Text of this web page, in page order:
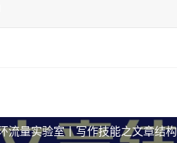
流量实验室丨写作技能之文章结构